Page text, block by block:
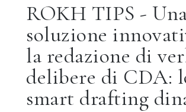
ROKH TIPS -
soluzione
la redazione di
delibere di CDA:
smart drafting